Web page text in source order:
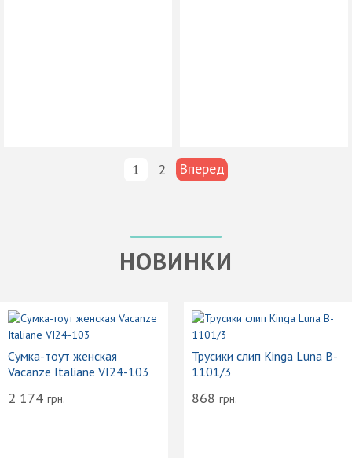
1 2 Вперед
НОВИНКИ
Сумка-тоут женская
Vacanze Italiane VI24-103
2 174 грн.
Трусики слип Kinga Luna B-
1101/3
868 грн.